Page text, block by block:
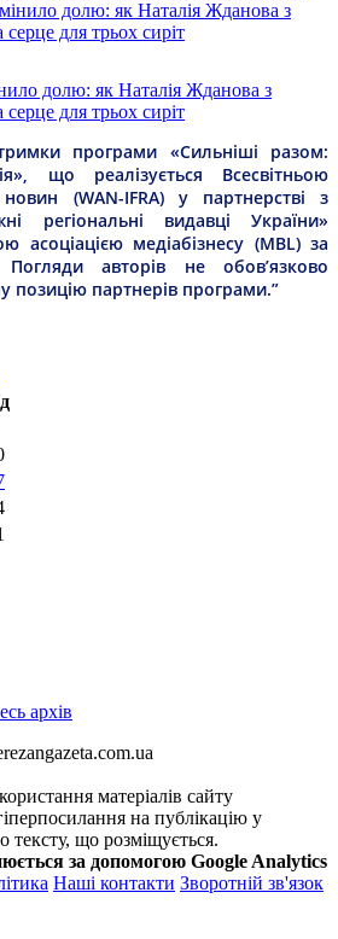
долю: як Наталія Жданова з
для трьох сиріт
програми «Сильніші разом:
що реалізується Всесвітньою
новин (WAN-IFRA) у партнерстві з
регіональні видавці України»
асоціацією медіабізнесу (MBL) за
Погляди авторів не обов’язково
позицію партнерів програми.”
архів
матеріалів сайту
на публікацію у
тексту, що розміщується.
за допомогою Google Analytics
Наші контакти Зворотній зв'язок